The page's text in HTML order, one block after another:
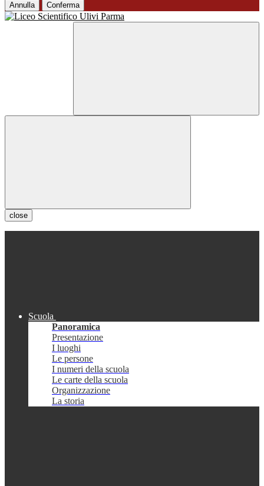
Annulla Conferma
close
Scuola
Panoramica
Presentazione
I luoghi
Le persone
I numeri della scuola
Le carte della scuola
Organizzazione
La storia